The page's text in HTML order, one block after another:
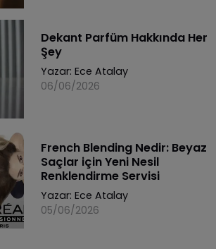
Dekant Parfüm Hakkında Her
Şey
Yazar: Ece Atalay
06/06/2026
French Blending Nedir: Beyaz
Saçlar için Yeni Nesil
Renklendirme Servisi
Yazar: Ece Atalay
05/06/2026